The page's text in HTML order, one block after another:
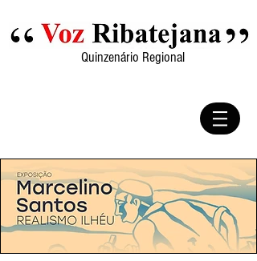
Quinzenário Regional